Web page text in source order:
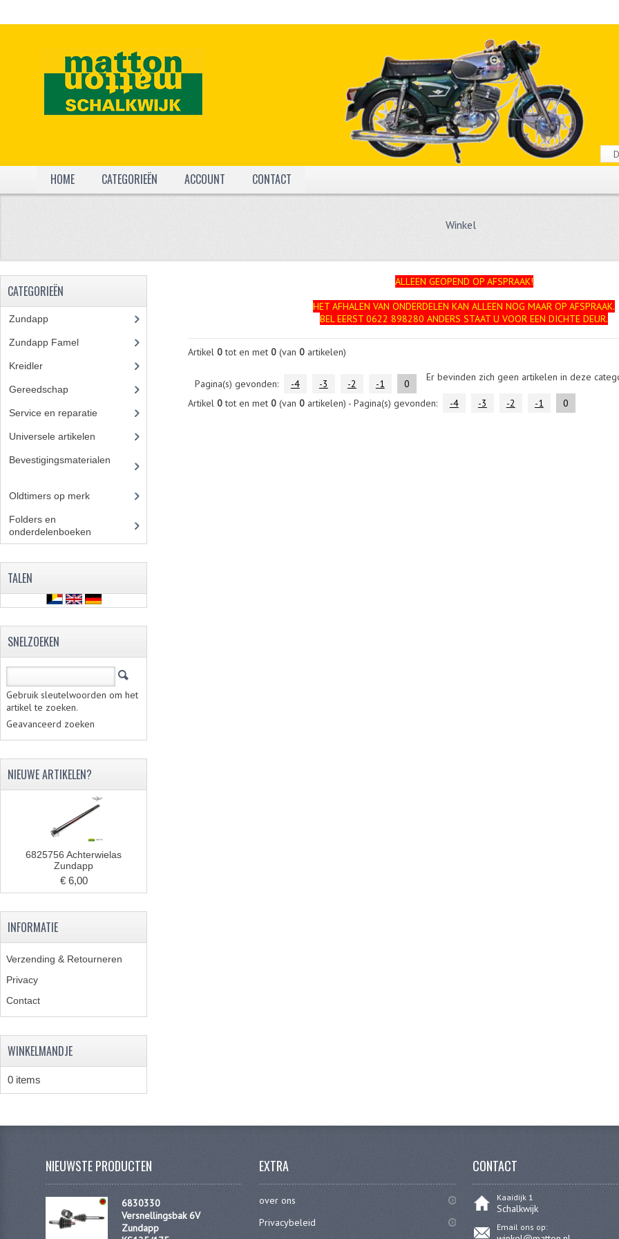
HOME CATEGORIEËN ACCOUNT CONTACT
Winkel
ALLEEN GEOPEND OP AFSPRAAK!
HET AFHALEN VAN ONDERDELEN KAN ALLEEN NOG MAAR OP AFSPRAAK.
BEL EERST 0622 898280 ANDERS STAAT U VOOR EEN DICHTE DEUR.
Artikel 0tot en met 0(van 0artikelen)
Pagina(s) gevonden: -4 -3 -2 -1 0
Er bevinden zich geen artikelen in deze
Artikel 0tot en met 0(van 0artikelen) - Pagina(s) gevonden: -4 -3 -2 -1 0
CATEGORIEËN
Zundapp
Zundapp Famel
Kreidler
Gereedschap
Service en reparatie
Universele artikelen
Bevestigingsmaterialen
Oldtimers op merk
Folders en
onderdelenboeken
TALEN
SNELZOEKEN
Gebruik sleutelwoorden om het
artikel te zoeken.
Geavanceerd zoeken
NIEUWE ARTIKELEN?
6825756 Achterwielas
Zundapp
€ 6,00
INFORMATIE
Verzending & Retourneren
Privacy
Contact
WINKELMANDJE
0 items
NIEUWSTE PRODUCTEN
6830330
Versnellingsbak 6V
Zundapp
EXTRA
over ons
Privacybeleid
CONTACT
Kaaidijk 1
Schalkwijk
Email ons op: